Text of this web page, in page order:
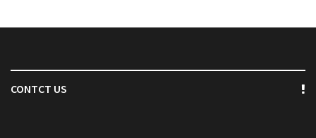
CONTCT US